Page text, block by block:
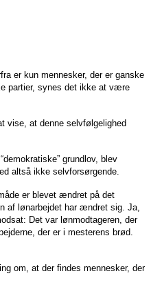
er kun mennesker, der er ganske
partier, synes det ikke at være
vise, at denne selvfølgelighed
grundlov, blev
altså ikke selvforsørgende.
er blevet ændret på det
af lønarbejdet har ændret sig. Ja,
Det var lønmodtageren, der
der er i mesterens brød.
om, at der findes mennesker, der